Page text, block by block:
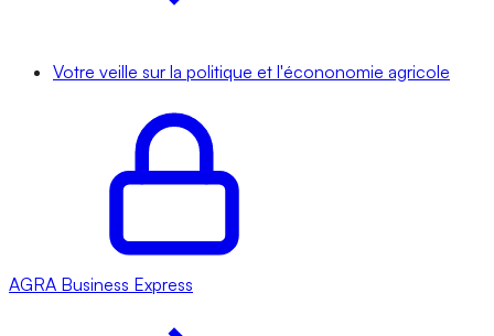
Votre veille sur la politique et l'écononomie agricole
AGRA Business Express